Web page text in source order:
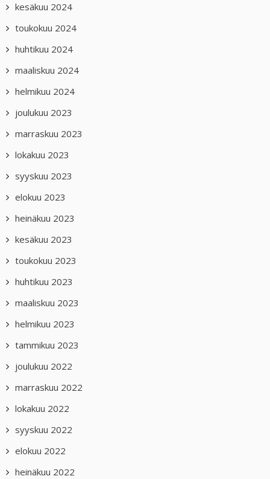
kesäkuu 2024
toukokuu 2024
huhtikuu 2024
maaliskuu 2024
helmikuu 2024
joulukuu 2023
marraskuu 2023
lokakuu 2023
syyskuu 2023
elokuu 2023
heinäkuu 2023
kesäkuu 2023
toukokuu 2023
huhtikuu 2023
maaliskuu 2023
helmikuu 2023
tammikuu 2023
joulukuu 2022
marraskuu 2022
lokakuu 2022
syyskuu 2022
elokuu 2022
heinäkuu 2022